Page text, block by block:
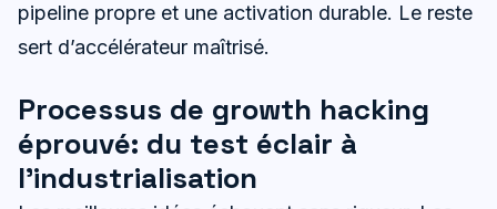
pipeline propre et une activation durable. Le reste
sert d’accélérateur maîtrisé.
Processus de growth hacking
éprouvé: du test éclair à
l’industrialisation